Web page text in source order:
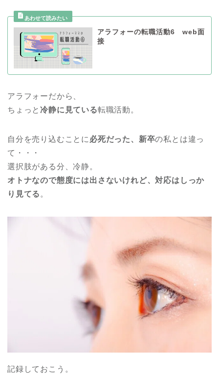
アラフォーの転職活動6 web面
接
アラフォーだから、
ちょっと冷静に見ている転職活動。
自分を売り込むことに 必死だった、新卒の私とは違っ
て・・・
選択肢がある分、冷静。
オトナなので態度には出さないけれど、対応はしっか
り見てる 。
記録しておこう。